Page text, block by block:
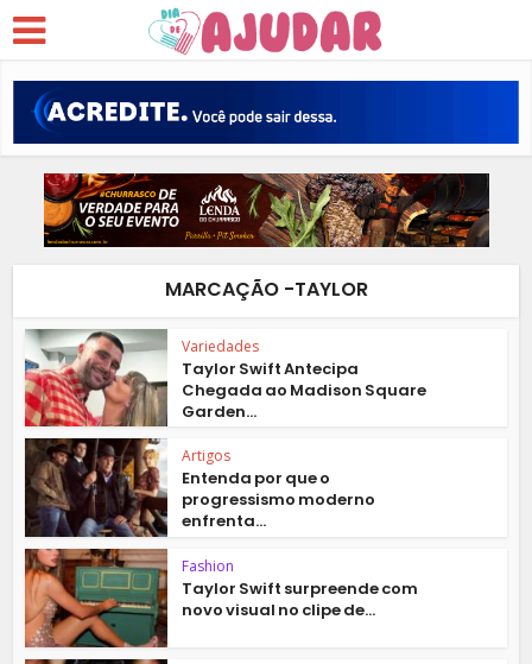
MARCAÇÃO -TAYLOR
Variedades
Taylor Swift Antecipa
Chegada ao Madison Square
Garden...
Artigos
Entenda por que o
progressismo moderno
enfrenta...
Fashion
Taylor Swift surpreende com
novo visual no clipe de...